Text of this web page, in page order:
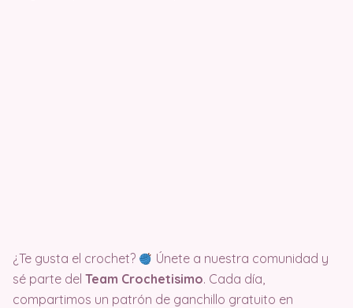
¿Te gusta el crochet?
Únete a nuestra comunidad y
sé parte del Team Crochetisimo. Cada día,
compartimos un patrón de ganchillo gratuito en